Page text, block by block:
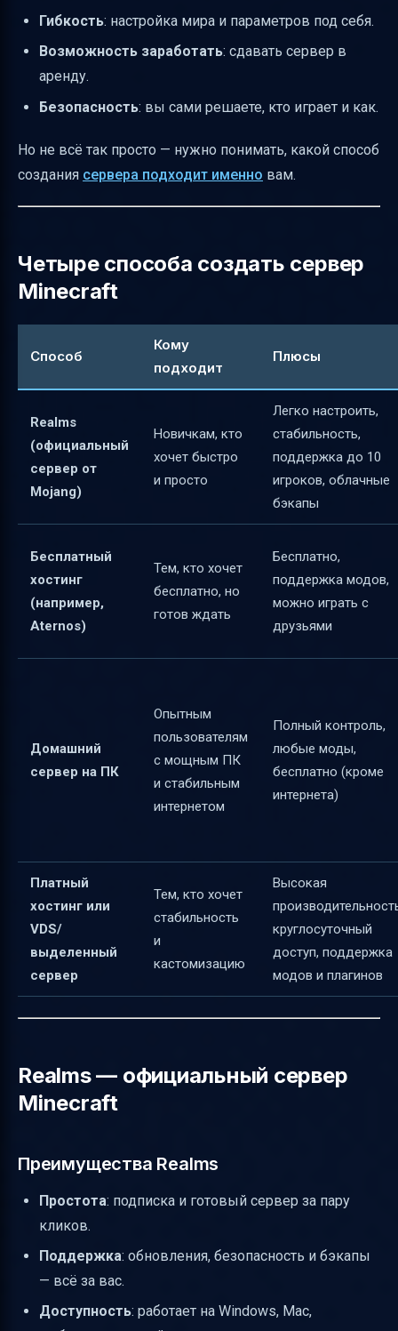
Гибкость: настройка мира и параметров под себя.
Возможность заработать: сдавать сервер в
аренду.
Безопасность: вы сами решаете, кто играет и как.
Но не всё так просто — нужно понимать, какой способ
создания сервера подходит именно вам.
Четыре способа создать сервер
Minecraft
Способ
Кому
подходит
Плюсы
Realms
(официальный
сервер от
Mojang)
Новичкам, кто
хочет быстро
и просто
Легко настроить,
стабильность,
поддержка до 10
игроков, облачные
бэкапы
Бесплатный
хостинг
(например,
Aternos)
Тем, кто хочет
бесплатно, но
готов ждать
Бесплатно,
поддержка модов,
можно играть с
друзьями
Домашний
сервер на ПК
Опытным
пользователям
с мощным ПК
и стабильным
интернетом
Полный контроль,
любые моды,
бесплатно (кроме
интернета)
Платный
хостинг или
VDS/
выделенный
сервер
Тем, кто хочет
стабильность
и
кастомизацию
Высокая
круглосуточный
доступ, поддержка
модов и плагинов
Realms — официальный сервер
Minecraft
Преимущества Realms
Простота: подписка и готовый сервер за пару
кликов.
Поддержка: обновления, безопасность и бэкапы
— всё за вас.
Доступность: работает на Windows, Mac,